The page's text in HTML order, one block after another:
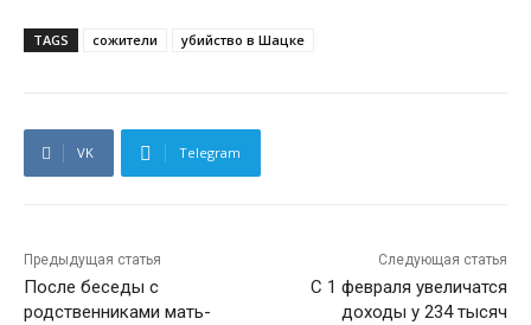
TAGS сожители убийство в Шацке
VK Telegram
Предыдущая статья
После беседы с
родственниками мать-
Следующая статья
С 1 февраля увеличатся
доходы у 234 тысяч